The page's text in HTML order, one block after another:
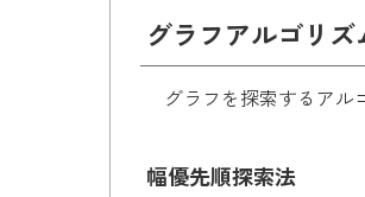
グラフアルゴリズ
グラフを探索するアル
幅優先順探索法